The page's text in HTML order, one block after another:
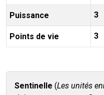
Puissance 3
Points de vie 3
Sentinelle (Les unités